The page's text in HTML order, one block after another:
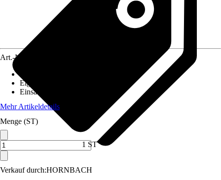
Verkauf durch:HORNBACH
Art.-Nr.
Eigenschaft
Einsatzbereich
Mehr Artikeldetails
Menge (ST)
1 ST